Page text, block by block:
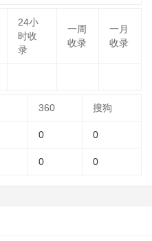
24小
时收
录
一周
收录
一月
收录
360 搜狗
0 0
0 0